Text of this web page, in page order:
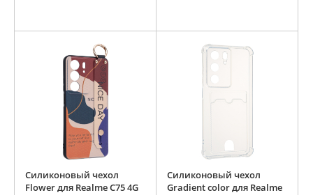
Силиконовый чехол
Flower для Realme C75 4G
Силиконовый чехол
Gradient color для Realme